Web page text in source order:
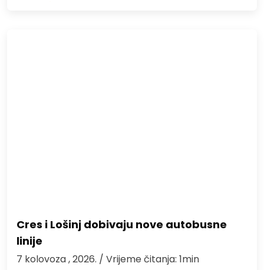
Cres i Lošinj dobivaju nove autobusne
linije
7 kolovoza , 2026. / Vrijeme čitanja: 1min